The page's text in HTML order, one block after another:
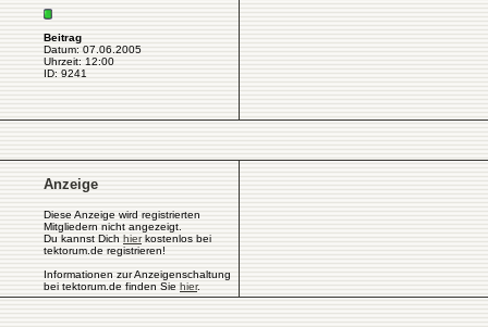
Beitrag
Datum: 07.06.2005
Uhrzeit: 12:00
ID: 9241
Anzeige
Diese Anzeige wird registrierten
Mitgliedern nicht angezeigt.
Du kannst Dich hierkostenlos bei
tektorum.de registrieren!
Informationen zur Anzeigenschaltung
bei tektorum.de finden Sie hier.